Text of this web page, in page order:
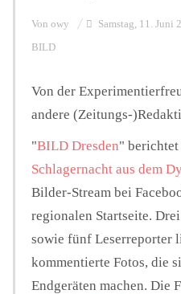
Von owy Samstag, 11. Juni
BILD
Von der
andere (Zeitungs-
"BILD Dresden"
Schlagernacht aus dem
Bilder-Stream bei
regionalen Startseite.
sowie fünf Leserreporter
kommentierte Fotos, die
Endgeräten machen. Die